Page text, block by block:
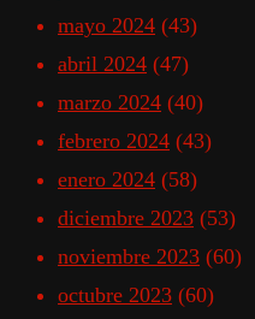
mayo 2024 (43)
abril 2024 (47)
marzo 2024 (40)
febrero 2024 (43)
enero 2024 (58)
diciembre 2023 (53)
noviembre 2023 (60)
octubre 2023 (60)